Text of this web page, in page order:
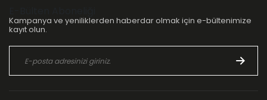
Kampanya ve yeniliklerden haberdar olmak için e-bültenimize
kayıt olun.